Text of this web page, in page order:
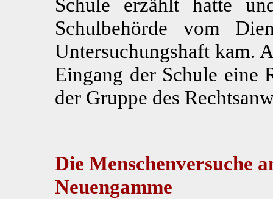
Schulbehörde vom
Untersuchungshaft kam.
Eingang der Schule eine
der Gruppe des
Die Menschenversuche
Neuengamme